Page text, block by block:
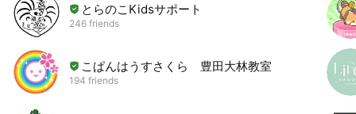
とらのこKidsサポート
246 friends
こぱんはうすさくら 豊田大林教室
194 friends